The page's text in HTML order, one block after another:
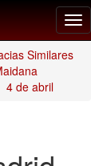
Similares
4 de abril